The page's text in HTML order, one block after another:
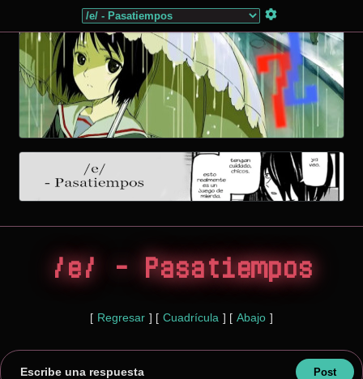
/e/ - Pasatiempos
[ Regresar ] [ Cuadrícula ] [ Abajo ]
Escribe una respuesta